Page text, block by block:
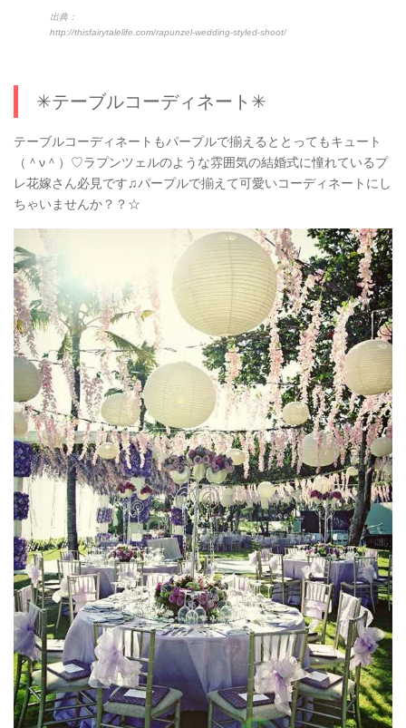
出典：
http://thisfairytalelife.com/rapunzel-wedding-styled-shoot/
✳︎テーブルコーディネート✳︎
テーブルコーディネートもパープルで揃えるととってもキュート
（＾ν＾）♡ラプンツェルのような雰囲気の結婚式に憧れているプ
レ花嫁さん必見です♫パープルで揃えて可愛いコーディネートにし
ちゃいませんか？？☆